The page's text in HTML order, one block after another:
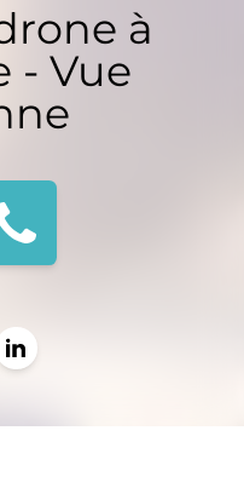
à
- Vue